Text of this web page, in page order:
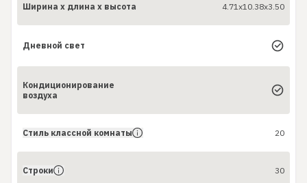
Ширина x длина x высота 4.71x10.38x3.50
Дневной свет
Кондиционирование
воздуха
Стиль классной комнаты 20
Строки 30